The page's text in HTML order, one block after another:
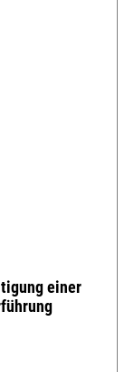
einer